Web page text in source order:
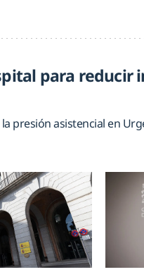
para reducir
presión asistencial en